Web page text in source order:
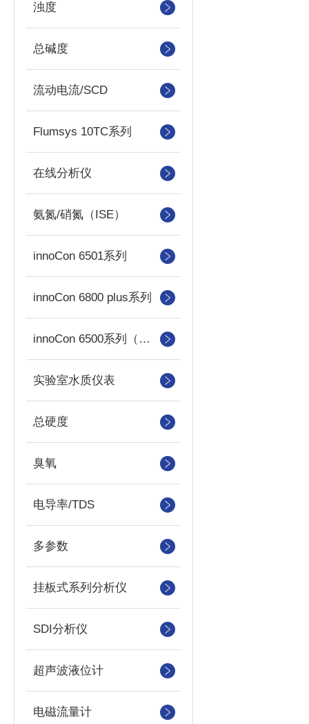
浊度
总碱度
流动电流/SCD
Flumsys 10TC系列
在线分析仪
氨氮/硝氮（ISE）
innoCon 6501系列
innoCon 6800 plus系列
innoCon 6500系列（已停产）
实验室水质仪表
总硬度
臭氧
电导率/TDS
多参数
挂板式系列分析仪
SDI分析仪
超声波液位计
电磁流量计